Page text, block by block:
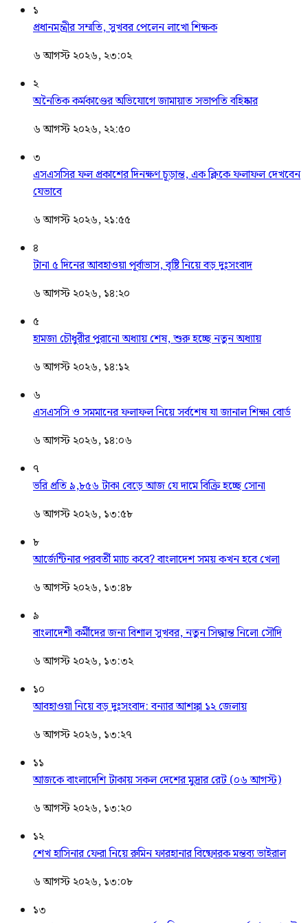
১
প্রধানমন্ত্রীর সম্মতি, সুখবর পেলেন লাখো শিক্ষক
৬ আগস্ট ২০২৬, ২৩:০২
২
অনৈতিক কর্মকাণ্ডের অভিযোগে জামায়াত সভাপতি বহিষ্কার
৬ আগস্ট ২০২৬, ২২:৫০
৩
এসএসসির ফল প্রকাশের দিনক্ষণ চূড়ান্ত, এক ক্লিকে ফলাফল দেখবেন
যেভাবে
৬ আগস্ট ২০২৬, ২১:৫৫
৪
টানা ৫ দিনের আবহাওয়া পূর্বাভাস, বৃষ্টি নিয়ে বড় দুঃসংবাদ
৬ আগস্ট ২০২৬, ১৪:২০
৫
হামজা চৌধুরীর পুরানো অধ্যায় শেষ, শুরু হচ্ছে নতুন অধ্যায়
৬ আগস্ট ২০২৬, ১৪:১২
৬
এসএসসি ও সমমানের ফলাফল নিয়ে সর্বশেষ যা জানাল শিক্ষা বোর্ড
৬ আগস্ট ২০২৬, ১৪:০৬
৭
ভরি প্রতি ৯,৮৫৬ টাকা বেড়ে আজ যে দামে বিক্রি হচ্ছে সোনা
৬ আগস্ট ২০২৬, ১৩:৫৮
৮
আর্জেন্টিনার পরবর্তী ম্যাচ কবে? বাংলাদেশ সময় কখন হবে খেলা
৬ আগস্ট ২০২৬, ১৩:৪৮
৯
বাংলাদেশী কর্মীদের জন্য বিশাল সুখবর, নতুন সিদ্ধান্ত নিলো সৌদি
৬ আগস্ট ২০২৬, ১৩:৩২
১০
আবহাওয়া নিয়ে বড় দুঃসংবাদ: বন্যার আশঙ্কা ১২ জেলায়
৬ আগস্ট ২০২৬, ১৩:২৭
১১
আজকে বাংলাদেশি টাকায় সকল দেশের মুদ্রার রেট (০৬ আগস্ট)
৬ আগস্ট ২০২৬, ১৩:২০
১২
শেখ হাসিনার ফেরা নিয়ে রুমিন ফারহানার বিষ্ফোরক মন্তব্য ভাইরাল
৬ আগস্ট ২০২৬, ১৩:০৮
১৩